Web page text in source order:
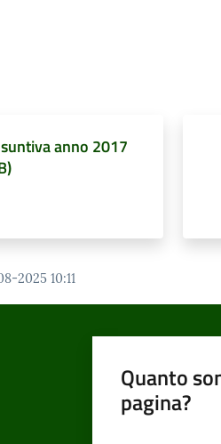
anno 2017
)
2025 10:11
Quanto
pagina?